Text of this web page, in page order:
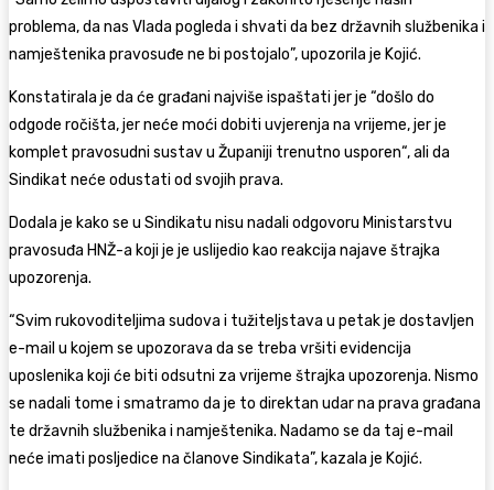
problema, da nas Vlada pogleda i shvati da bez državnih službenika i
namještenika pravosuđe ne bi postojalo”, upozorila je Kojić.
Konstatirala je da će građani najviše ispaštati jer je “došlo do
odgode ročišta, jer neće moći dobiti uvjerenja na vrijeme, jer je
komplet pravosudni sustav u Županiji trenutno usporen“, ali da
Sindikat neće odustati od svojih prava.
Dodala je kako se u Sindikatu nisu nadali odgovoru Ministarstvu
pravosuđa HNŽ-a koji je je uslijedio kao reakcija najave štrajka
upozorenja.
“Svim rukovoditeljima sudova i tužiteljstava u petak je dostavljen
e-mail u kojem se upozorava da se treba vršiti evidencija
uposlenika koji će biti odsutni za vrijeme štrajka upozorenja. Nismo
se nadali tome i smatramo da je to direktan udar na prava građana
te državnih službenika i namještenika. Nadamo se da taj e-mail
neće imati posljedice na članove Sindikata”, kazala je Kojić.